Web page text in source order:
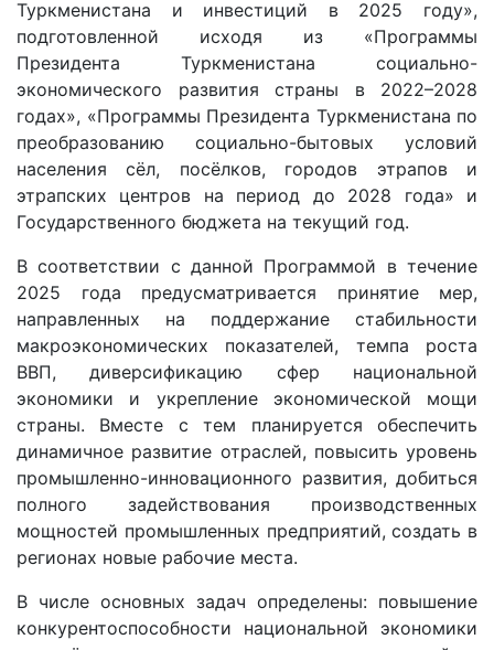
Туркменистана и инвестиций в 2025 году»,
подготовленной исходя из «Программы
Президента Туркменистана социально-
экономического развития страны в 2022–2028
годах», «Программы Президента Туркменистана по
преобразованию социально-бытовых условий
населения сёл, посёлков, городов этрапов и
этрапских центров на период до 2028 года» и
Государственного бюджета на текущий год.
В соответствии с данной Программой в течение
2025 года предусматривается принятие мер,
направленных на поддержание стабильности
макроэкономических показателей, темпа роста
ВВП, диверсификацию сфер национальной
экономики и укрепление экономической мощи
страны. Вместе с тем планируется обеспечить
динамичное развитие отраслей, повысить уровень
промышленно-инновационного развития, добиться
полного задействования производственных
мощностей промышленных предприятий, создать в
регионах новые рабочие места.
В числе основных задач определены: повышение
конкурентоспособности национальной экономики